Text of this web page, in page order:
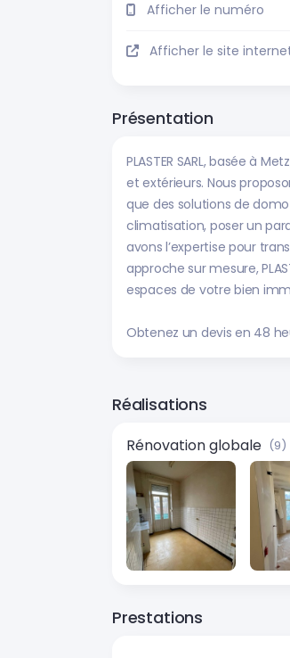
Afficher le numéro
Afficher le site
Présentation
PLASTER SARL, basée à
et extérieurs. Nous
que des solutions de
climatisation, poser un
avons l’expertise pour
approche sur mesure,
espaces de votre bien
Obtenez un devis en 48
Réalisations
Rénovation globale (9)
Prestations